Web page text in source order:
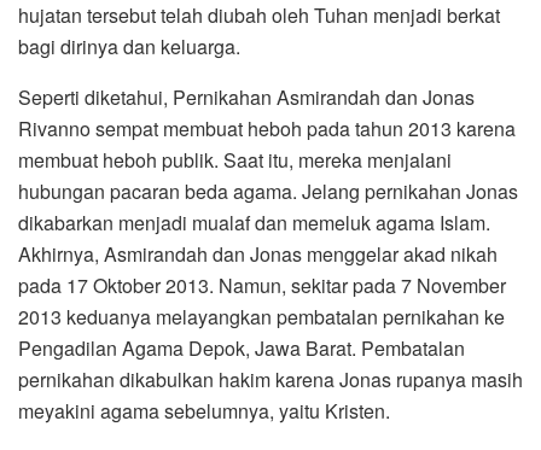
hujatan tersebut telah diubah oleh Tuhan menjadi berkat
bagi dirinya dan keluarga.
Seperti diketahui, Pernikahan Asmirandah dan Jonas
Rivanno sempat membuat heboh pada tahun 2013 karena
membuat heboh publik. Saat itu, mereka menjalani
hubungan pacaran beda agama. Jelang pernikahan Jonas
dikabarkan menjadi mualaf dan memeluk agama Islam.
Akhirnya, Asmirandah dan Jonas menggelar akad nikah
pada 17 Oktober 2013. Namun, sekitar pada 7 November
2013 keduanya melayangkan pembatalan pernikahan ke
Pengadilan Agama Depok, Jawa Barat. Pembatalan
pernikahan dikabulkan hakim karena Jonas rupanya masih
meyakini agama sebelumnya, yaitu Kristen.